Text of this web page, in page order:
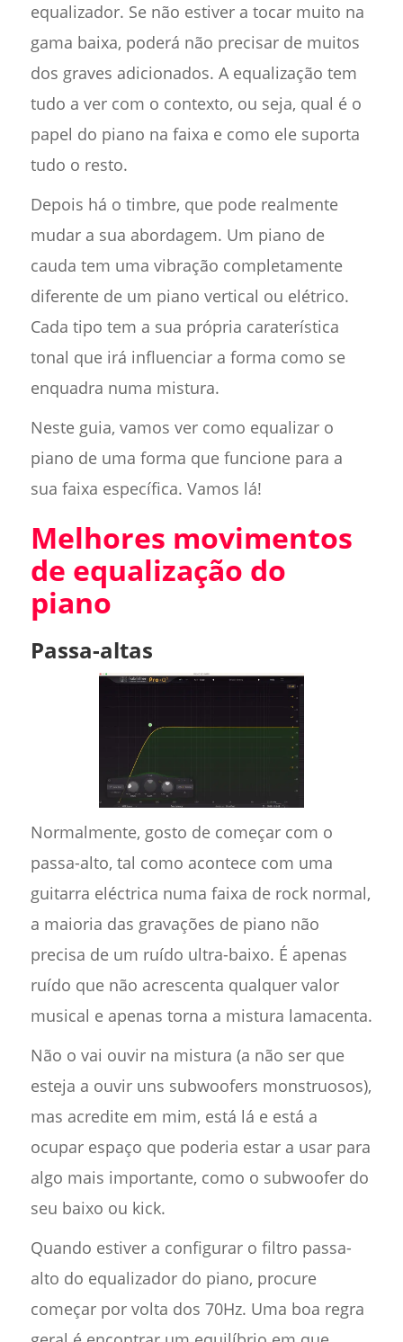
equalizador. Se não estiver a tocar muito na
gama baixa, poderá não precisar de muitos
dos graves adicionados. A equalização tem
tudo a ver com o contexto, ou seja, qual é o
papel do piano na faixa e como ele suporta
tudo o resto.
Depois há o timbre, que pode realmente
mudar a sua abordagem. Um piano de
cauda tem uma vibração completamente
diferente de um piano vertical ou elétrico.
Cada tipo tem a sua própria caraterística
tonal que irá influenciar a forma como se
enquadra numa mistura.
Neste guia, vamos ver como equalizar o
piano de uma forma que funcione para a
sua faixa específica. Vamos lá!
Melhores movimentos
de equalização do
piano
Passa-altas
Normalmente, gosto de começar com o
passa-alto, tal como acontece com uma
guitarra eléctrica numa faixa de rock normal,
a maioria das gravações de piano não
precisa de um ruído ultra-baixo. É apenas
ruído que não acrescenta qualquer valor
musical e apenas torna a mistura lamacenta.
Não o vai ouvir na mistura (a não ser que
esteja a ouvir uns subwoofers monstruosos),
mas acredite em mim, está lá e está a
ocupar espaço que poderia estar a usar para
algo mais importante, como o subwoofer do
seu baixo ou kick.
Quando estiver a configurar o filtro passa-
alto do equalizador do piano, procure
começar por volta dos 70Hz. Uma boa regra